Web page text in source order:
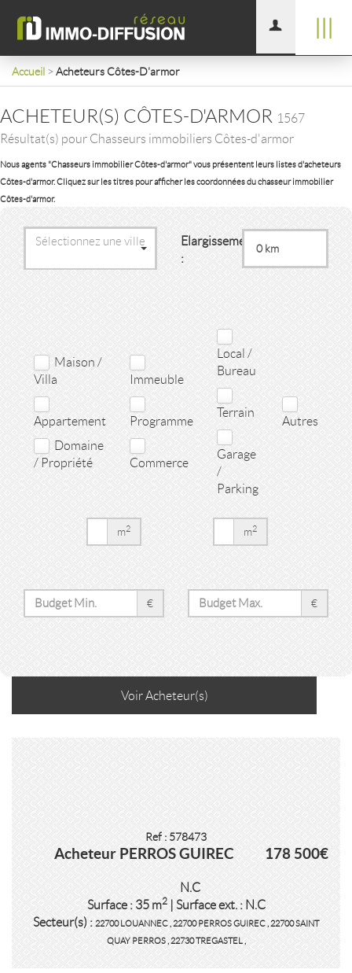
Accueil >Acheteurs Côtes-D'armor
ACHETEUR(S) CÔTES-D'ARMOR 1567
Résultat(s) pour Chasseurs immobiliers Côtes-d'armor
Nous agents "Chasseurs immobilier Côtes-d'armor" vous présentent leurs listes d'acheteurs
Côtes-d'armor. Cliquez sur les titres pour afficher les coordonnées du chasseur immobilier
Côtes-d'armor.
Sélectionnez une ville
Elargissement
:
Maison /
Villa
Appartement
Domaine
/ Propriété
Immeuble
Programme
Commerce
Local /
Bureau
Terrain
Garage
/
Parking
Autres
m2 m2
€ €
VoirAcheteur(s)
Ref : 578473
Acheteur PERROS GUIREC 178 500€
N.C
Surface : 35 m2| Surface ext. : N.C
Secteur(s) :22700 LOUANNEC,22700 PERROS GUIREC,22700 SAINT
QUAY PERROS,22730 TREGASTEL,